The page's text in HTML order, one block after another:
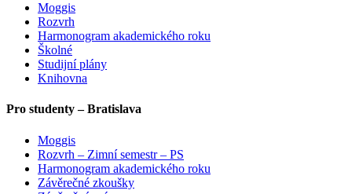
Moggis
Rozvrh
Harmonogram akademického roku
Školné
Studijní plány
Knihovna
Pro studenty – Bratislava
Moggis
Rozvrh – Zimní semestr – PS
Harmonogram akademického roku
Závěrečné zkoušky